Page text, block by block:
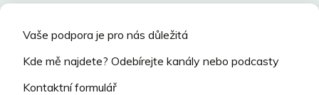
Vaše podpora je pro nás důležitá
Kde mě najdete? Odebírejte kanály nebo podcasty
Kontaktní formulář